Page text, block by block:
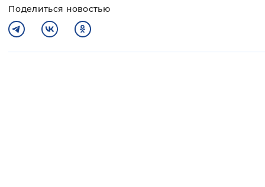
Поделиться новостью